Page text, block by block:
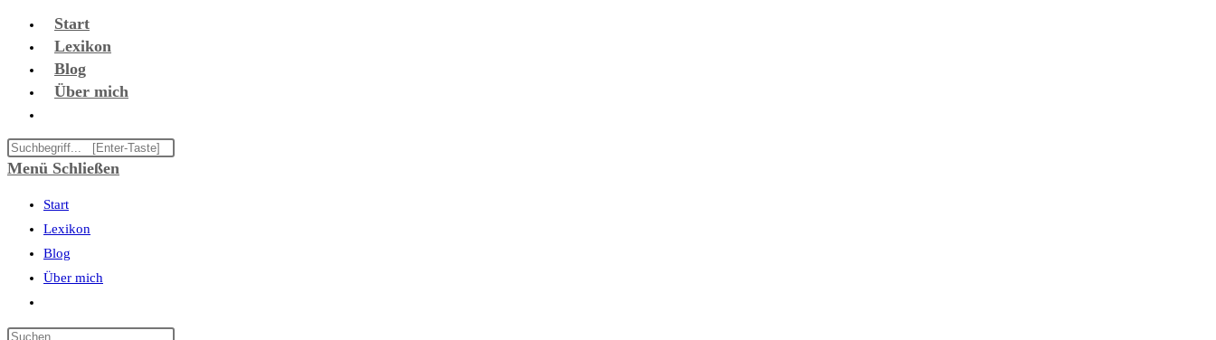
Zum
Start
Lexikon
Blog
Über mich
Suche
umschalten
Diese
Website
Menü Schließen
Start
Lexikon
Blog
Über mich
Suche